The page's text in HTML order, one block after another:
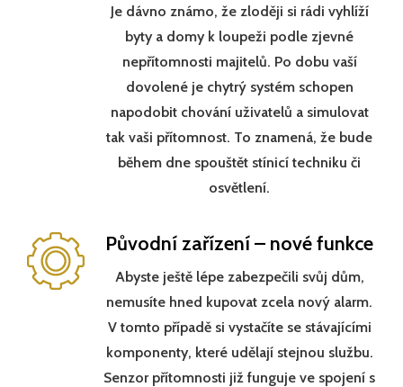
Je dávno známo, že zloději si rádi vyhlíží
byty a domy k loupeži podle zjevné
nepřítomnosti majitelů. Po dobu vaší
dovolené je chytrý systém schopen
napodobit chování uživatelů a simulovat
tak vaši přítomnost. To znamená, že bude
během dne spouštět stínicí techniku či
osvětlení.
Původní zařízení – nové funkce
Abyste ještě lépe zabezpečili svůj dům,
nemusíte hned kupovat zcela nový alarm.
V tomto případě si vystačíte se stávajícími
komponenty, které udělají stejnou službu.
Senzor přítomnosti již funguje ve spojení s